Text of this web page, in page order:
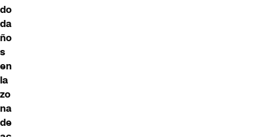
do
da
ño
s
en
la
zo
na
de